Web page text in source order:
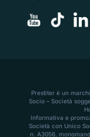
Prestiter è un
Socio – Società
Informativa e
Società con Unico
n. A3056,